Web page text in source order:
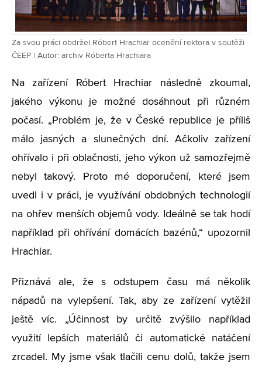
Za svou práci obdržel Róbert Hrachiar ocenění rektora v soutěži
ČEEP | Autor: archiv Róberta Hrachiara
Na zařízení Róbert Hrachiar následně zkoumal,
jakého výkonu je možné dosáhnout při různém
počasí. „Problém je, že v České republice je příliš
málo jasných a slunečných dní. Ačkoliv zařízení
ohřívalo i při oblačnosti, jeho výkon už samozřejmě
nebyl takový. Proto mé doporučení, které jsem
uvedl i v práci, je využívání obdobných technologií
na ohřev menších objemů vody. Ideálně se tak hodí
například při ohřívání domácích bazénů,“ upozornil
Hrachiar.
Přiznává ale, že s odstupem času má několik
nápadů na vylepšení. Tak, aby ze zařízení vytěžil
ještě víc. „Účinnost by určitě zvýšilo například
využití lepších materiálů či automatické natáčení
zrcadel. My jsme však tlačili cenu dolů, takže jsem